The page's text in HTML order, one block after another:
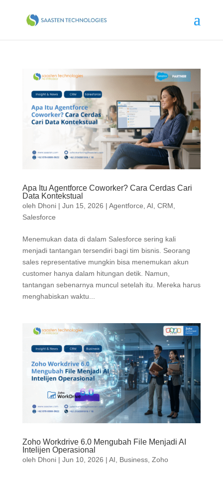
Apa Itu Agentforce Coworker? Cara Cerdas Cari
Data Kontekstual
oleh Dhoni| Jun 15, 2026 | Agentforce AI CRM
Salesforce
Menemukan data di dalam Salesforce sering kali
menjadi tantangan tersendiri bagi tim bisnis. Seorang
sales representative mungkin bisa menemukan akun
customer hanya dalam hitungan detik. Namun,
tantangan sebenarnya muncul setelah itu. Mereka harus
menghabiskan waktu...
Zoho Workdrive 6.0 Mengubah File Menjadi AI
Intelijen Operasional
oleh Dhoni| Jun 10, 2026 | AI Business, Zoho